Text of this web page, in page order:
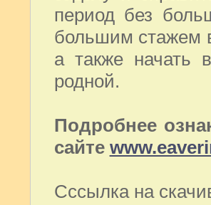
период без
большим стажем
а также начать
родной.
Подробнее
сайте
Сссылка на